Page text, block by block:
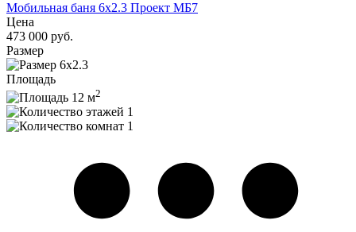
Мобильная баня 6x2.3 Проект МБ7
Цена
473 000 руб.
Размер
6x2.3
Площадь
12 м2
1
1